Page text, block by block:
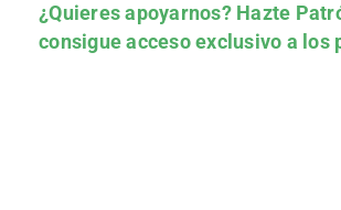
¿Quieres apoyarnos? Hazte
consigue acceso exclusivo a los